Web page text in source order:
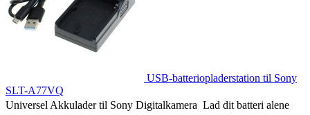
USB-batteriopladerstation til Sony
SLT-A77VQ
Universel Akkulader til Sony Digitalkamera  Lad dit batteri alene